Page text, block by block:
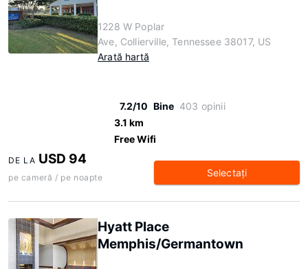
1228 W Poplar
Ave, Collierville, Tennessee 38017, US
Arată hartă
7.2/10 Bine 403 opinii
3.1 km
Free Wifi
DE LA USD 94
pe cameră / pe noapte Selectaţi
Hyatt Place
Memphis/Germantown